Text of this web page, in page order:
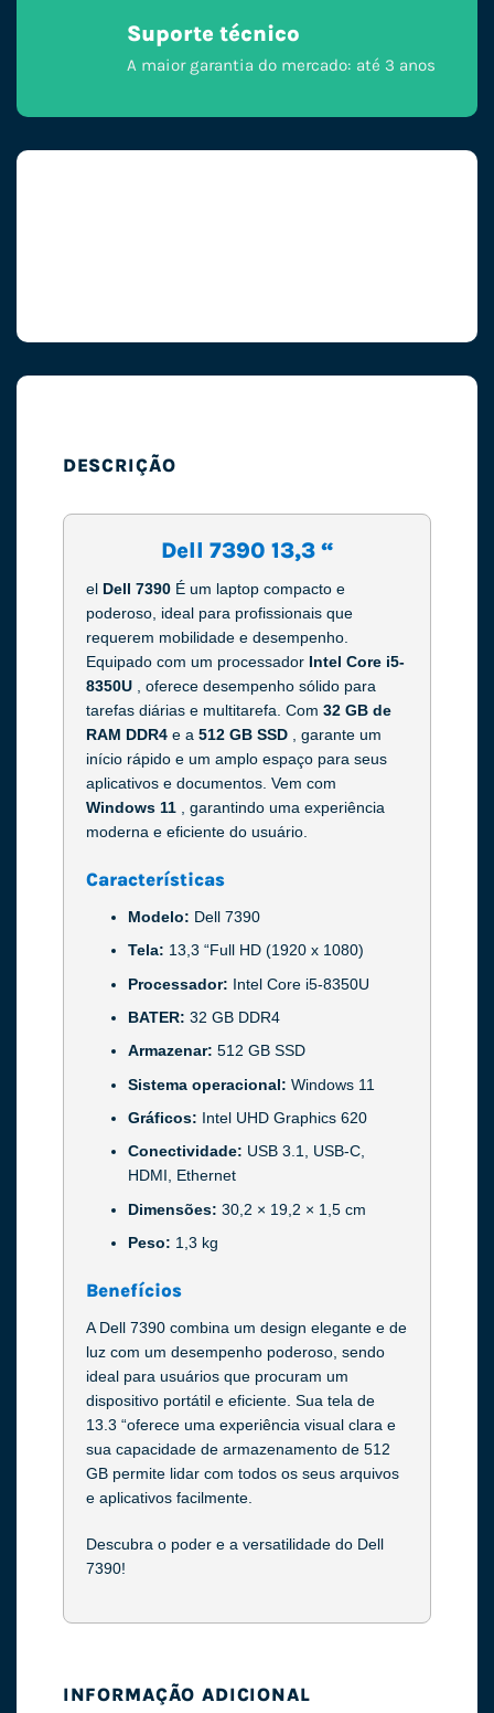
Suporte técnico
A maior garantia do mercado: até 3 anos
DESCRIÇÃO
Dell 7390 13,3 “
el Dell 7390 É um laptop compacto e
poderoso, ideal para profissionais que
requerem mobilidade e desempenho.
Equipado com um processador Intel Core i5-
8350U , oferece desempenho sólido para
tarefas diárias e multitarefa. Com 32 GB de
RAM DDR4 e a 512 GB SSD , garante um
início rápido e um amplo espaço para seus
aplicativos e documentos. Vem com
Windows 11 , garantindo uma experiência
moderna e eficiente do usuário.
Características
Modelo: Dell 7390
Tela: 13,3 “Full HD (1920 x 1080)
Processador: Intel Core i5-8350U
BATER: 32 GB DDR4
Armazenar: 512 GB SSD
Sistema operacional: Windows 11
Gráficos: Intel UHD Graphics 620
Conectividade: USB 3.1, USB-C,
HDMI, Ethernet
Dimensões: 30,2 × 19,2 × 1,5 cm
Peso: 1,3 kg
Benefícios
A Dell 7390 combina um design elegante e de
luz com um desempenho poderoso, sendo
ideal para usuários que procuram um
dispositivo portátil e eficiente. Sua tela de
13.3 “oferece uma experiência visual clara e
sua capacidade de armazenamento de 512
GB permite lidar com todos os seus arquivos
e aplicativos facilmente.
Descubra o poder e a versatilidade do Dell
7390!
INFORMAÇÃO ADICIONAL